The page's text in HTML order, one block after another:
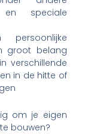
en speciale
groot belang
verschillende
in de hitte of
om je eigen
bouwen?